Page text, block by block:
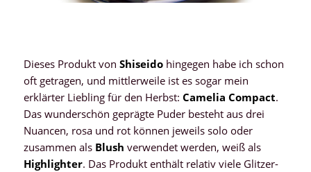
Dieses Produkt von Shiseidohingegen habe ich schon
oft getragen, und mittlerweile ist es sogar mein
erklärter Liebling für den Herbst: Camelia Compact.
Das wunderschön geprägte Puder besteht aus drei
Nuancen, rosa und rot können jeweils solo oder
zusammen als Blush verwendet werden, weiß als
Highlighter. Das Produkt enthält relativ viele Glitzer-